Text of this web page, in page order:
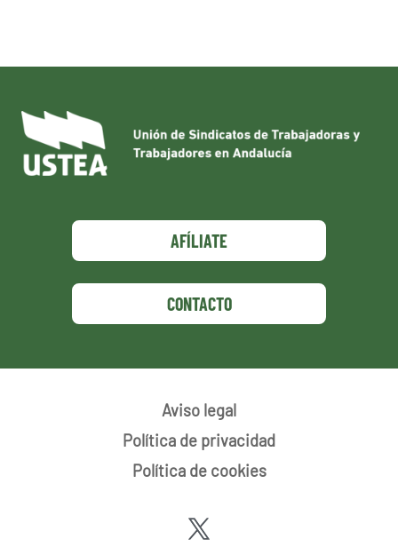
AFÍLIATE
CONTACTO
Aviso legal
Política de privacidad
Política de cookies